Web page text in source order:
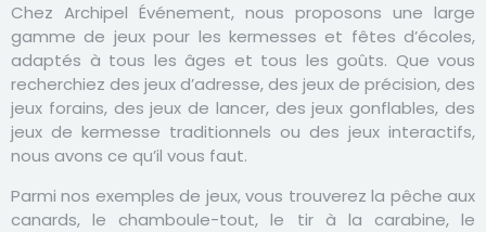
Chez Archipel Événement, nous proposons une large
gamme de jeux pour les kermesses et fêtes d’écoles,
adaptés à tous les âges et tous les goûts. Que vous
recherchiez des jeux d’adresse, des jeux de précision, des
jeux forains, des jeux de lancer, des jeux gonflables, des
jeux de kermesse traditionnels ou des jeux interactifs,
nous avons ce qu’il vous faut.
Parmi nos exemples de jeux, vous trouverez la pêche aux
canards, le chamboule-tout,le tir à la carabine, le